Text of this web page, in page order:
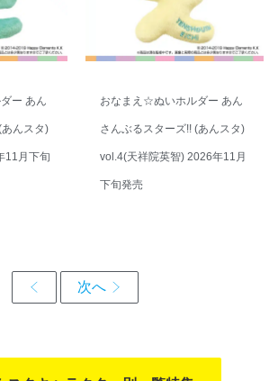
ー あん
んスタ)
11月下旬
おなまえ☆ぬいホルダー あん
さんぶるスターズ!! (あんスタ)
vol.4(天祥院英智) 2026年11月
下旬発売